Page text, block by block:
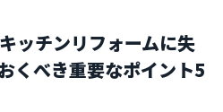
ッチンリフォームに失
くべき重要なポイント5